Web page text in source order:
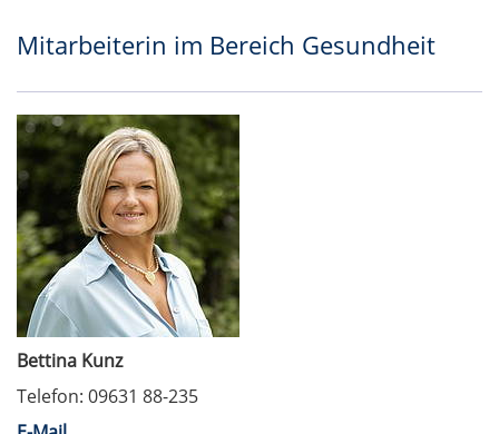
Mitarbeiterin im Bereich Gesundheit
Bettina Kunz
Telefon: 09631 88-235